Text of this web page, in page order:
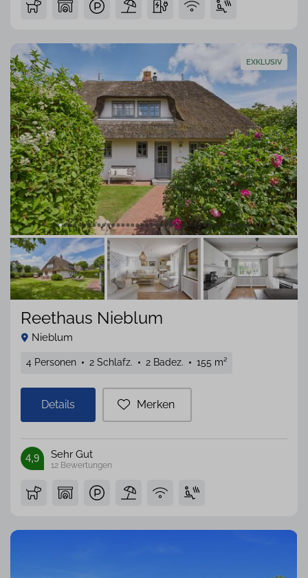
Reethaus Nieblum
EXKLUSIV
Nieblum
4 Personen 2 Schlafz. 2 Badez. 155 m²
Details Merken
12 Bewertungen
4,9 Sehr Gut